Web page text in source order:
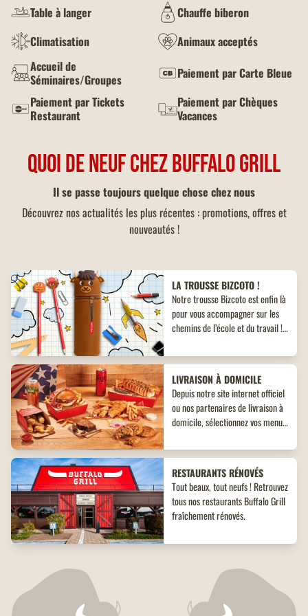
Table à langer
Chauffe biberon
Climatisation
Animaux acceptés
Accueil de
Séminaires/Groupes
Paiement par Carte Bleue
Paiement par Tickets
Restaurant
Paiement par Chèques
Vacances
QUOI DE NEUF CHEZ BUFFALO GRILL
Il se passe toujours quelque chose chez nous
Découvrez nos actualités les plus récentes : promotions, offres et
nouveautés !
LA TROUSSE BIZCOTO !
Notre trousse Bizcoto est enfin là
pour vous accompagner sur les
chemins de l’école et du travail !
inédit à ne pas manquer !
LIVRAISON À DOMICILE
Depuis notre site internet officiel
ou nos partenaires de livraison à
domicile, sélectionnez vos menus,
desserts. Un large choix de plats
vous attend, adaptés à toutes les
envies !
RESTAURANTS RÉNOVÉS
Tout beaux, tout neufs ! Retrouvez
tous nos restaurants Buffalo Grill
fraîchement rénovés.
Buffalo Grill présente son
nouveau programme de fidélité :
Buffalo Pass.